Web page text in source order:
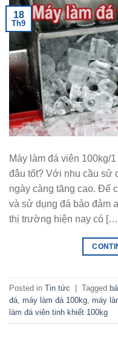
18
Th9
Máy làm đá viên 100kg/
đâu tốt? Với nhu cầu sử
ngày càng tăng cao. Để
và sử dụng đá bảo đảm
thị trường hiện nay có
Posted in Tin tức | Tagged
đá máy làm đá 100kg máy
làm đá viên tinh khiết 100kg